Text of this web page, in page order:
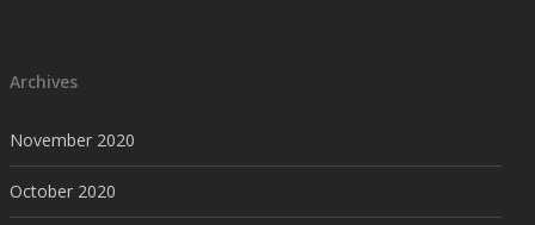
Archives
November 2020
October 2020